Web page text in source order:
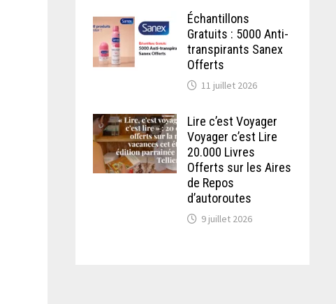
Échantillons
Gratuits : 5000 Anti-
transpirants Sanex
Offerts
11 juillet 2026
Lire c’est Voyager
Voyager c’est Lire
20.000 Livres
Offerts sur les Aires
de Repos
d’autoroutes
9 juillet 2026